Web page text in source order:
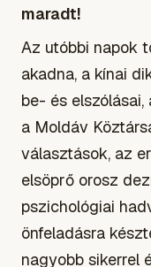
maradt!
Az utóbbi napok
akadna, a kínai
be- és
a Moldáv
választások, az
elsöprő orosz
pszichológiai
önfeladásra
nagyobb sikerrel